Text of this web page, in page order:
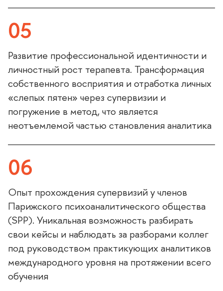
05
Развитие профессиональной идентичности и
личностный рост терапевта. Трансформация
собственного восприятия и отработка личных
«слепых пятен» через супервизии и
погружение в метод, что является
неотъемлемой частью становления аналитика
06
Опыт прохождения супервизий у члено
Парижского психоаналитического общества
(SPP). Уникальная возможность разбирать
свои кейсы и наблюдать за разборами колле
под руководством практикующих аналитико
международного уровня на протяжении всего
обучения